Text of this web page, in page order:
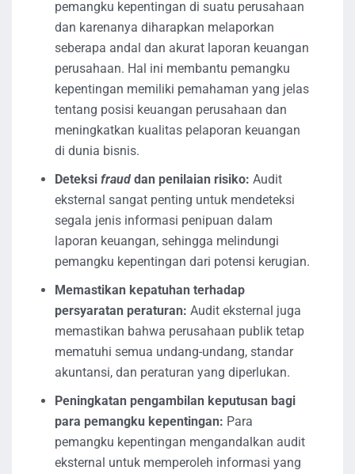
pemangku kepentingan di suatu perusahaan
dan karenanya diharapkan melaporkan
seberapa andal dan akurat laporan keuangan
perusahaan. Hal ini membantu pemangku
kepentingan memiliki pemahaman yang jelas
tentang posisi keuangan perusahaan dan
meningkatkan kualitas pelaporan keuangan
di dunia bisnis.
Deteksi fraud dan penilaian risiko: Audit
eksternal sangat penting untuk mendeteksi
segala jenis informasi penipuan dalam
laporan keuangan, sehingga melindungi
pemangku kepentingan dari potensi kerugian.
Memastikan kepatuhan terhadap
persyaratan peraturan: Audit eksternal juga
memastikan bahwa perusahaan publik tetap
mematuhi semua undang-undang, standar
akuntansi, dan peraturan yang diperlukan.
Peningkatan pengambilan keputusan bagi
para pemangku kepentingan: Para
pemangku kepentingan mengandalkan audit
eksternal untuk memperoleh informasi yang